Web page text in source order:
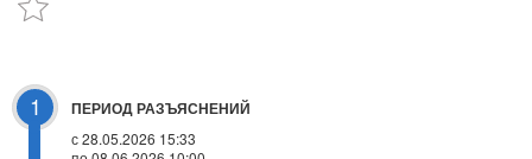
1 ПЕРИОД РАЗЪЯСНЕНИЙ
с 28.05.2026 15:33